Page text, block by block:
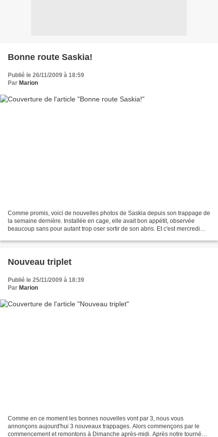
Bonne route Saskia!
Publié le 26/11/2009 à 18:59
Par Marion
Comme promis, voici de nouvelles photos de Saskia depuis son trappage de
la semaine dernière. Installée en cage, elle avait bon appétit, observée
beaucoup sans pour autant trop oser sortir de son abris. Et c'est mercredi
Nouveau triplet
Publié le 25/11/2009 à 18:39
Par Marion
Comme en ce moment les bonnes nouvelles vont par 3, nous vous
annonçons aujourd'hui 3 nouveaux trappages. Alors commençons par le
commencement et remontons à Dimanche après-midi. Après notre tournée